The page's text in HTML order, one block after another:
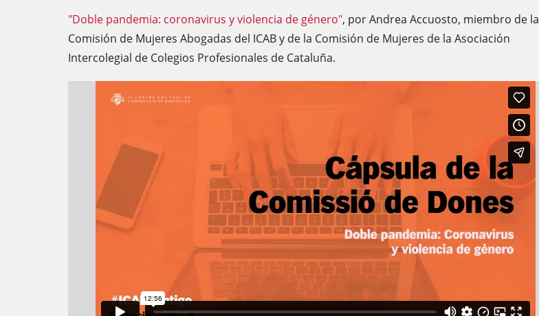
"Doble pandemia: coronavirus y violencia de género", por Andrea Accuosto, miembro de la
Comisión de Mujeres Abogadas del ICAB y de la Comisión de Mujeres de la Asociación
Intercolegial de Colegios Profesionales de Cataluña.